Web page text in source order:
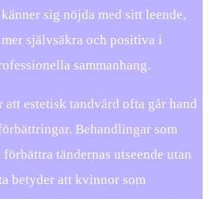
sig nöjda med sitt leende,
självsäkra och positiva i
sammanhang.
att estetisk tandvård ofta går hand
Behandlingar som
tändernas utseende utan
betyder att kvinnor som